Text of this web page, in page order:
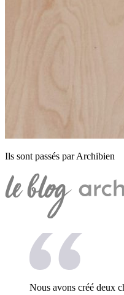
Ils sont passés par Archibien
Nous avons créé deux